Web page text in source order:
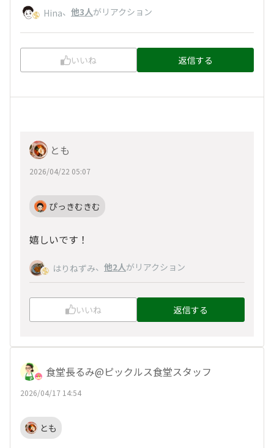
Hina、 他3人がリアクション
いいね 返信する
とも
2026/04/22 05:07
ぴっきむきむ
嬉しいです！
はりねずみ、 他2人がリアクション
いいね 返信する
食堂長るみ@ピックルス食堂スタッフ
2026/04/17 14:54
とも